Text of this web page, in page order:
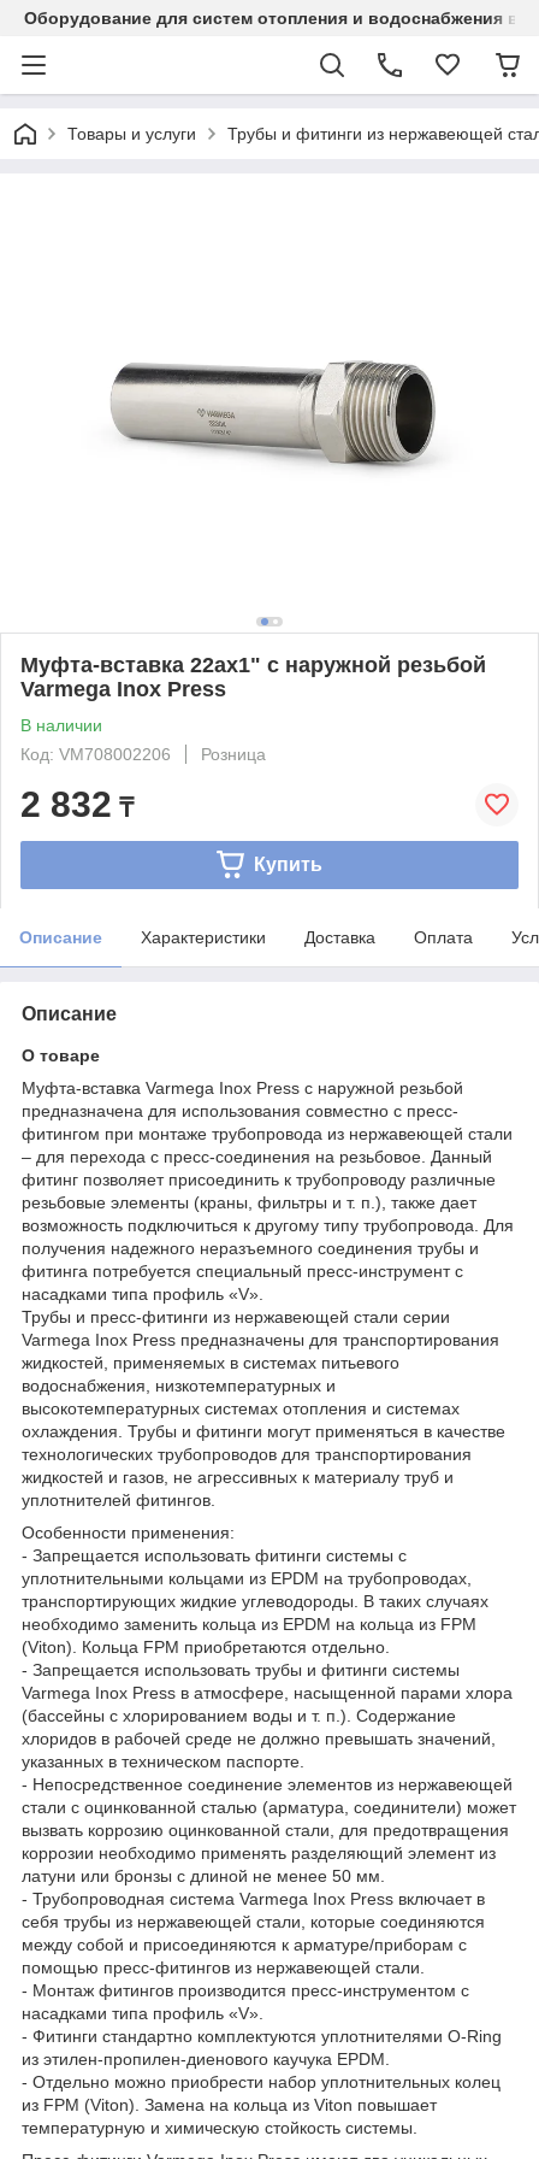
Оборудование для систем отопления и водоснабжения в
Товары и услуги Трубы и фитинги из нержавеющей
Муфта-вставка 22ax1" с наружной резьбой
Varmega Inox Press
В наличии
Код: VM708002206
Розница
2 832 ₸
Купить
Описание Характеристики Доставка Оплата
Описание
О товаре
Муфта-вставка Varmega Inox Press с наружной резьбой
предназначена для использования совместно с пресс-
фитингом при монтаже трубопровода из нержавеющей стали
– для перехода с пресс-соединения на резьбовое. Данный
фитинг позволяет присоединить к трубопроводу различные
резьбовые элементы (краны, фильтры и т. п.), также дает
возможность подключиться к другому типу трубопровода. Для
получения надежного неразъемного соединения трубы и
фитинга потребуется специальный пресс-инструмент с
насадками типа профиль «V».
Трубы и пресс-фитинги из нержавеющей стали серии
Varmega Inox Press предназначены для транспортирования
жидкостей, применяемых в системах питьевого
водоснабжения, низкотемпературных и
высокотемпературных системах отопления и системах
охлаждения. Трубы и фитинги могут применяться в качестве
технологических трубопроводов для транспортирования
жидкостей и газов, не агрессивных к материалу труб и
уплотнителей фитингов.
Особенности применения:
- Запрещается использовать фитинги системы с
уплотнительными кольцами из EPDM на трубопроводах,
транспортирующих жидкие углеводороды. В таких случаях
необходимо заменить кольца из EPDM на кольца из FPM
(Viton). Кольца FPM приобретаются отдельно.
- Запрещается использовать трубы и фитинги системы
Varmega Inox Press в атмосфере, насыщенной парами хлора
(бассейны с хлорированием воды и т. п.). Содержание
хлоридов в рабочей среде не должно превышать значений,
указанных в техническом паспорте.
- Непосредственное соединение элементов из нержавеющей
стали с оцинкованной сталью (арматура, соединители) может
вызвать коррозию оцинкованной стали, для предотвращения
коррозии необходимо применять разделяющий элемент из
латуни или бронзы с длиной не менее 50 мм.
- Трубопроводная система Varmega Inox Press включает в
себя трубы из нержавеющей стали, которые соединяются
между собой и присоединяются к арматуре/приборам с
помощью пресс-фитингов из нержавеющей стали.
- Монтаж фитингов производится пресс-инструментом с
насадками типа профиль «V».
- Фитинги стандартно комплектуются уплотнителями O-Ring
из этилен-пропилен-диенового каучука EPDM.
- Отдельно можно приобрести набор уплотнительных колец
из FPM (Viton). Замена на кольца из Viton повышает
температурную и химическую стойкость системы.